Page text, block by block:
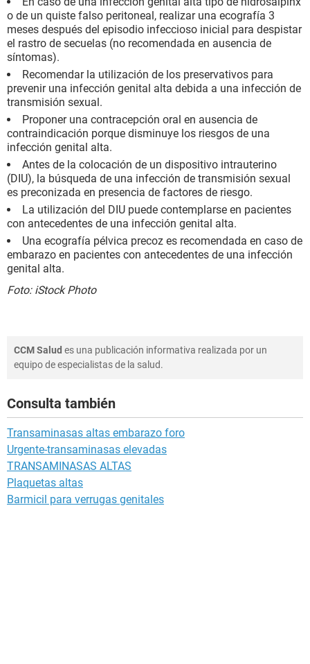
o de un quiste falso peritoneal, realizar una ecografía 3
meses después del episodio infeccioso inicial para despistar
el rastro de secuelas (no recomendada en ausencia de
síntomas).
Recomendar la utilización de los preservativos para
prevenir una infección genital alta debida a una infección de
transmisión sexual.
Proponer una contracepción oral en ausencia de
contraindicación porque disminuye los riesgos de una
infección genital alta.
Antes de la colocación de un dispositivo intrauterino
(DIU), la búsqueda de una infección de transmisión sexual
es preconizada en presencia de factores de riesgo.
La utilización del DIU puede contemplarse en pacientes
con antecedentes de una infección genital alta.
Una ecografía pélvica precoz es recomendada en caso de
embarazo en pacientes con antecedentes de una infección
genital alta.
Foto: iStock Photo
CCM Salud es una publicación informativa realizada por un
equipo de especialistas de la salud.
Consulta también
Transaminasas altas embarazo foro
Urgente-transaminasas elevadas
TRANSAMINASAS ALTAS
Plaquetas altas
Barmicil para verrugas genitales